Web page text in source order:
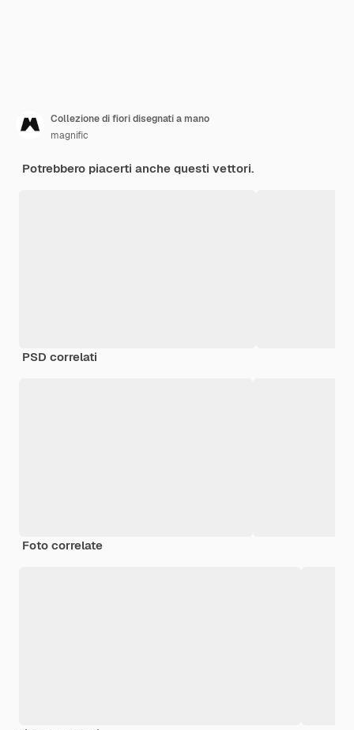
Collezione di fiori disegnati a mano
magnific
Potrebbero piacerti anche questi vettori.
PSD correlati
Foto correlate